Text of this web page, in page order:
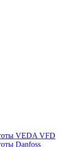
VEDA VFD
Danfoss